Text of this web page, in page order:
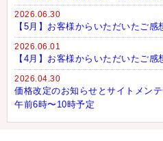
2026.06.30
【5月】お客様からいただいたご感
2026.06.01
【4月】お客様からいただいたご感
2026.04.30
価格改定のお知らせとサイトメン
午前6時〜10時予定